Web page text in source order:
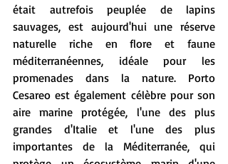
était autrefois peuplée de lapins
sauvages, est aujourd'hui une réserve
naturelle riche en flore et faune
méditerranéennes, idéale pour les
promenades dans la nature. Porto
Cesareo est également célèbre pour son
aire marine protégée, l'une des plus
grandes d'Italie et l'une des plus
importantes de la Méditerranée, qui